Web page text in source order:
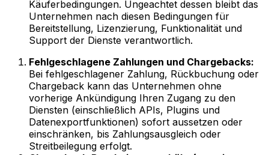
Käuferbedingungen. Ungeachtet dessen bleibt das
Unternehmen nach diesen Bedingungen für
Bereitstellung, Lizenzierung, Funktionalität und
Support der Dienste verantwortlich.
Fehlgeschlagene Zahlungen und Chargebacks:
Bei fehlgeschlagener Zahlung, Rückbuchung oder
Chargeback kann das Unternehmen ohne
vorherige Ankündigung Ihren Zugang zu den
Diensten (einschließlich APIs, Plugins und
Datenexportfunktionen) sofort aussetzen oder
einschränken, bis Zahlungsausgleich oder
Streitbeilegung erfolgt.